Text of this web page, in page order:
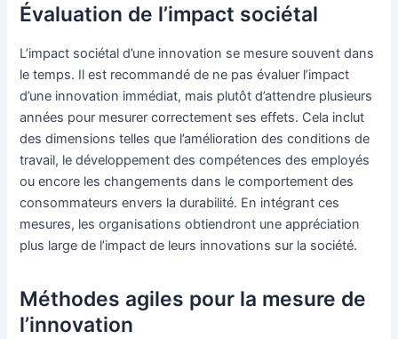
Évaluation de l’impact sociétal
L’impact sociétal d’une innovation se mesure souvent dans
le temps. Il est recommandé de ne pas évaluer l’impact
d’une innovation immédiat, mais plutôt d’attendre plusieurs
années pour mesurer correctement ses effets. Cela inclut
des dimensions telles que l’amélioration des conditions de
travail, le développement des compétences des employés
ou encore les changements dans le comportement des
consommateurs envers la durabilité. En intégrant ces
mesures, les organisations obtiendront une appréciation
plus large de l’impact de leurs innovations sur la société.
Méthodes agiles pour la mesure de
l’innovation